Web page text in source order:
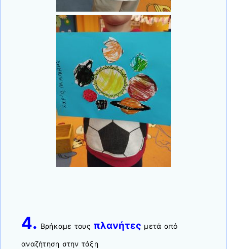
4. Βρήκαμε τους πλανήτες μετά από
αναζήτηση στην τάξη